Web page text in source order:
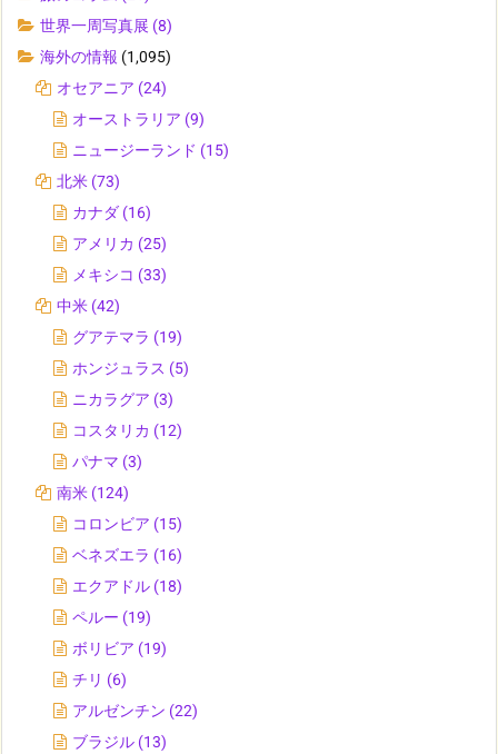
世界一周写真展 (8)
海外の情報 (1,095)
オセアニア (24)
オーストラリア (9)
ニュージーランド (15)
北米 (73)
カナダ (16)
アメリカ (25)
メキシコ (33)
中米 (42)
グアテマラ (19)
ホンジュラス (5)
ニカラグア (3)
コスタリカ (12)
パナマ (3)
南米 (124)
コロンビア (15)
ベネズエラ (16)
エクアドル (18)
ペルー (19)
ボリビア (19)
チリ (6)
アルゼンチン (22)
ブラジル (13)